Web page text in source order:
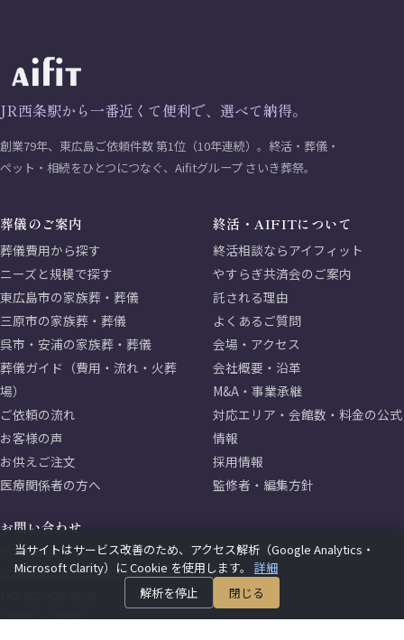
JR西条駅から一番近くて便利で、選べて納得。
創業79年、東広島ご依頼件数 第1位（10年連続）。終活・葬儀・
ペット・相続をひとつにつなぐ、Aifitグループ さいき葬祭。
葬儀のご案内
葬儀費用から探す
ニーズと規模で探す
東広島市の家族葬・葬儀
三原市の家族葬・葬儀
呉市・安浦の家族葬・葬儀
葬儀ガイド（費用・流れ・火葬
場）
ご依頼の流れ
お客様の声
お供えご注文
医療関係者の方へ
終活・AIFITについて
終活相談ならアイフィット
やすらぎ共済会のご案内
託される理由
よくあるご質問
会場・アクセス
会社概要・沿革
M&A・事業承継
対応エリア・会館数・料金の公式
情報
採用情報
監修者・編集方針
お問い合わせ
〒739-0042
広島県東広島市西条町西条東1050
ご依頼・ご相談
当サイトはサービス改善のため、アクセス解析（Google Analytics・
Microsoft Clarity）に Cookie を使用します。 詳細
解析を停止
閉じる